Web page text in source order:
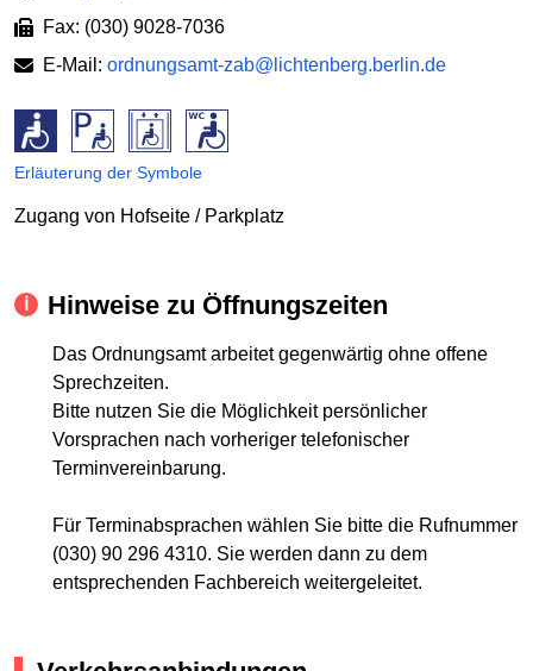
Fax: (030) 9028-7036
E-Mail: ordnungsamt-zab@lichtenberg.berlin.de
Erläuterung der Symbole
Zugang von Hofseite / Parkplatz
Hinweise zu Öffnungszeiten
Das Ordnungsamt arbeitet gegenwärtig ohne offene
Sprechzeiten.
Bitte nutzen Sie die Möglichkeit persönlicher
Vorsprachen nach vorheriger telefonischer
Terminvereinbarung.
Für Terminabsprachen wählen Sie bitte die Rufnummer
(030) 90 296 4310. Sie werden dann zu dem
entsprechenden Fachbereich weitergeleitet.